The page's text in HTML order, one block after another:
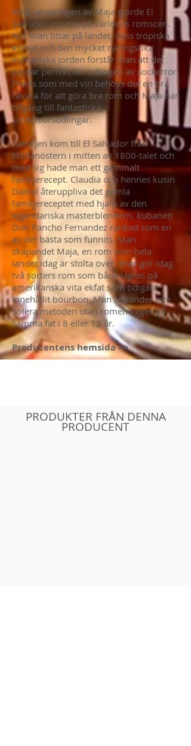
Med lanseringen av Maja gjorde El
Salvador inträde på världens romscen.
När man tittar på landet, dess tropiska
klimat och den mycket näringsrika
vulkaniska jorden förstår man att det
passar perfekt för odlingen av sockerrör.
Precis som med vin behövs det en bra
råvara för att göra bra rom och Maja har
tillgång till fantastiska
sockerrörsodlingar.
Familjen kom till El Salvador från
Mellanöstern i mitten av 1800-talet och
med sig hade man ett gammalt
familjerecept. Claudia och hennes kusin
Daniel återuppliva det gamla
familjereceptet med hjälp av den
legendariska masterblendern, kubanen
Don Pancho Fernandez rankad som en
av det bästa som funnits. Man
skapandet Maja, en rom som hela
landet idag är stolta över. Man gör idag
två sorters rom som båda lagras på
amerikanska vita ekfat som tidigare
innehållit bourbon. Man använder inte
Solera metoden utan romen ligger på
samma fat i 8 eller 12 år.
Producentens hemsida >>
PRODUKTER FRÅN DENNA
PRODUCENT